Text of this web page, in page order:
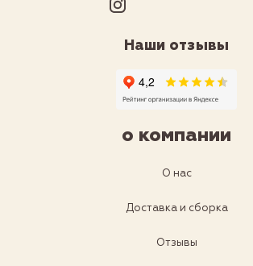
Наши отзывы
о компании
О нас
Доставка и сборка
Отзывы